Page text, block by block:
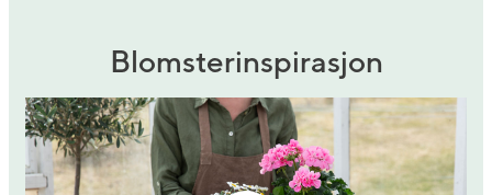
Blomsterinspirasjon